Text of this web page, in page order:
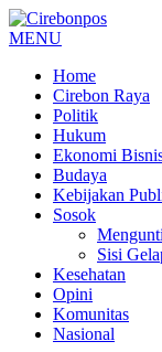
MENU
Home
Cirebon Raya
Politik
Hukum
Ekonomi
Budaya
Kebijakan
Sosok
Sisi
Kesehatan
Opini
Komunitas
Nasional